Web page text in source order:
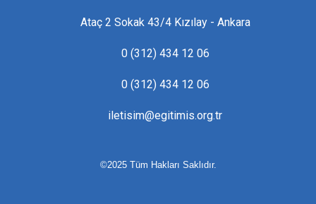
Ataç 2 Sokak 43/4 Kızılay - Ankara
0 (312) 434 12 06
0 (312) 434 12 06
iletisim@egitimis.org.tr
©2025 Tüm Hakları Saklıdır.